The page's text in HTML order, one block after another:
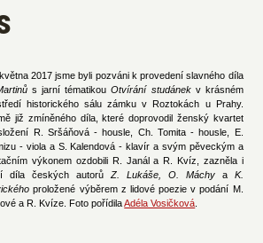
2017 jsme byli pozváni k provedení slavného díla
s jarní tématikouOtvírání studánekv krásném
historického sálu zámku v Roztokách u Prahy.
již zmíněného díla, které doprovodil ženský kvartet
R. Sršáňová - housle, Ch. Tomita - housle, E.
- viola a S. Kalendová - klavír a svým pěveckým a
výkonem ozdobili R. Janál a R. Kvíz, zazněla i
díla českých autorů Z. Lukáše, O. Máchy a K.
proložené výběrem z lidové poezie v podání M.
a R. Kvíze. Foto pořídilaAdéla Vosičková